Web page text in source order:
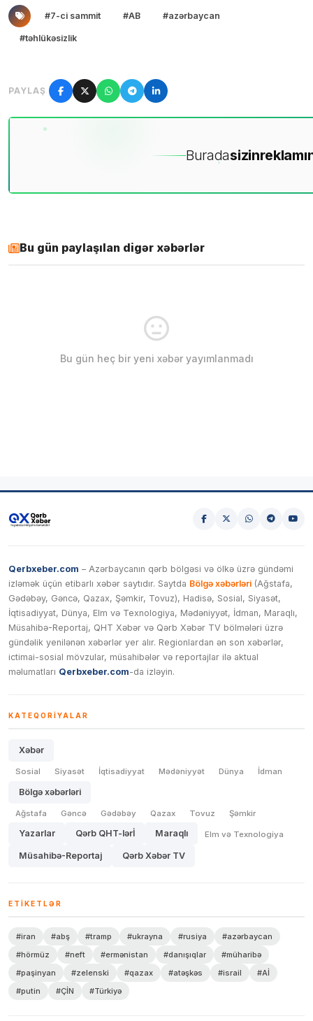
#7-ci sammit #AB #azərbaycan
#təhlükəsizlik
PAYLAŞ
Buradasizin
Bu gün paylaşılan digər xəbərlər
Bu gün heç bir yeni xəbər yayımlanmadı
Qerbxeber.com – Azərbaycanın qərb bölgəsi və ölkə üzrə gündəmi
izləmək üçün etibarlı xəbər saytıdır. Saytda Bölgə xəbərləri (Ağstafa,
Gədəbəy, Gəncə, Qazax, Şəmkir, Tovuz), Hadisə, Sosial, Siyasət,
İqtisadiyyat, Dünya, Elm və Texnologiya, Mədəniyyət, İdman, Maraqlı,
Müsahibə-Reportaj, QHT Xəbər və Qərb Xəbər TV bölmələri üzrə
gündəlik yenilənən xəbərlər yer alır. Regionlardan ən son xəbərlər,
ictimai-sosial mövzular, müsahibələr və reportajlar ilə aktual
məlumatları Qerbxeber.com-da izləyin.
KATEQORIYALAR
Xəbər
Sosial Siyasət İqtisadiyyat Mədəniyyət Dünya İdman
Bölgə xəbərləri
Ağstafa Gəncə Gədəbəy Qazax Tovuz Şəmkir
Yazarlar Qərb QHT-lərİ Maraqlı Elm və Texnologiya
Müsahibə-Reportaj Qərb Xəbər TV
ETIKETLƏR
#iran #abş #tramp #ukrayna #rusiya
#azərbaycan
#hörmüz
#neft #ermənistan #danışıqlar
#müharibə
#paşinyan
#zelenski #qazax #atəşkəs #israil
#Aİ
#putin
#ÇİN #Türkiyə